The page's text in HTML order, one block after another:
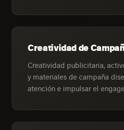
Creatividad de
Creatividad publicitaria,
y materiales de campaña
atención e impulsar el